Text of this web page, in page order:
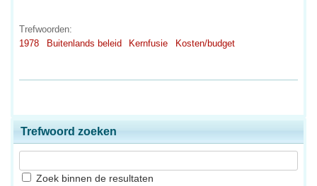
Trefwoorden:
1978
Buitenlands beleid Kernfusie Kosten/budget
Trefwoord zoeken
Zoek binnen de resultaten